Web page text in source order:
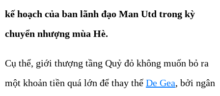
kế hoạch của ban lãnh đạo Man Utd trong kỳ
chuyển nhượng mùa Hè.
Cụ thể, giới thượng tầng Quỷ đỏ không muốn bỏ ra
một khoản tiền quá lớn để thay thếDe Gea, bởi ngân